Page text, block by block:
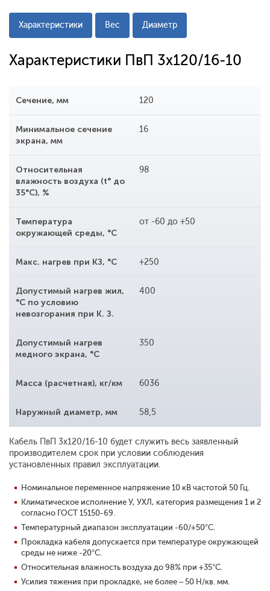
Характеристики Вес Диаметр
Характеристики ПвП 3x120/16-10
Сечение, мм 120
Минимальное сечение
экрана, мм
16
Относительная
влажность воздуха (t° до
35°С), %
98
Температура
окружающей среды, °С
от -60 до +50
Макс. нагрев при КЗ, °С +250
Допустимый нагрев жил,
°С по условию
невозгорания при К. З.
400
Допустимый нагрев
медного экрана, °С
350
Масса (расчетная), кг/км 6036
Наружный диаметр, мм 58,5
Кабель ПвП 3x120/16-10 будет служить весь заявленный
производителем срок при условии соблюдения
установленных правил эксплуатации.
Номинальное переменное напряжение 10 кВ частотой 50 Гц.
Климатическое исполнение У, УХЛ, категория размещения 1 и 2
согласно ГОСТ 15150-69.
Температурный диапазон эксплуатации -60/+50°С.
Прокладка кабеля допускается при температуре окружающей
среды не ниже -20°С.
Относительная влажность воздуха до 98% при +35°С.
Усилия тяжения при прокладке, не более – 50 Н/кв. мм.